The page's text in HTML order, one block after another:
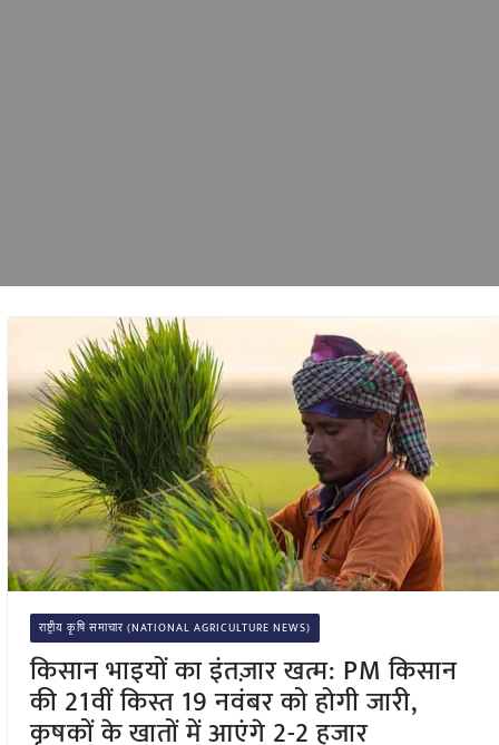
राष्ट्रीय कृषि समाचार (NATIONAL AGRICULTURE NEWS)
किसान भाइयों का इंतज़ार खत्म: PM किसान
की 21वीं किस्त 19 नवंबर को होगी जारी,
कृषकों के खातों में आएंगे 2-2 हजार